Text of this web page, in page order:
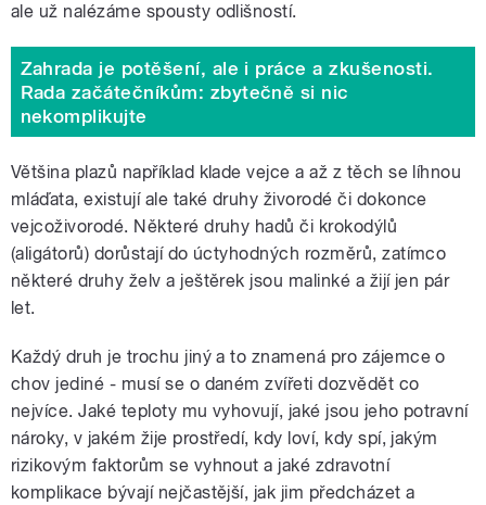
ale už nalézáme spousty odlišností.
Zahrada je potěšení, ale i práce a zkušenosti.
Rada začátečníkům: zbytečně si nic
nekomplikujte
Většina plazů například klade vejce a až z těch se líhnou
mláďata, existují ale také druhy živorodé či dokonce
vejcoživorodé. Některé druhy hadů či krokodýlů
(aligátorů) dorůstají do úctyhodných rozměrů, zatímco
některé druhy želv a ještěrek jsou malinké a žijí jen pár
let.
Každý druh je trochu jiný a to znamená pro zájemce o
chov jediné - musí se o daném zvířeti dozvědět co
nejvíce. Jaké teploty mu vyhovují, jaké jsou jeho potravní
nároky, v jakém žije prostředí, kdy loví, kdy spí, jakým
rizikovým faktorům se vyhnout a jaké zdravotní
komplikace bývají nejčastější, jak jim předcházet a